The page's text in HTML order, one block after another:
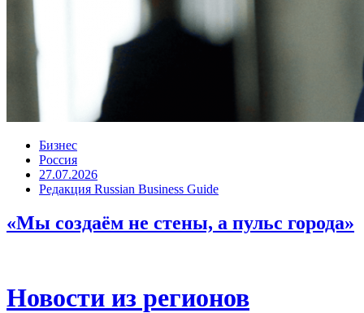
Бизнес
Россия
27.07.2026
Редакция Russian Business Guide
«Мы создаём не стены, а пульс города»
Новости из регионов